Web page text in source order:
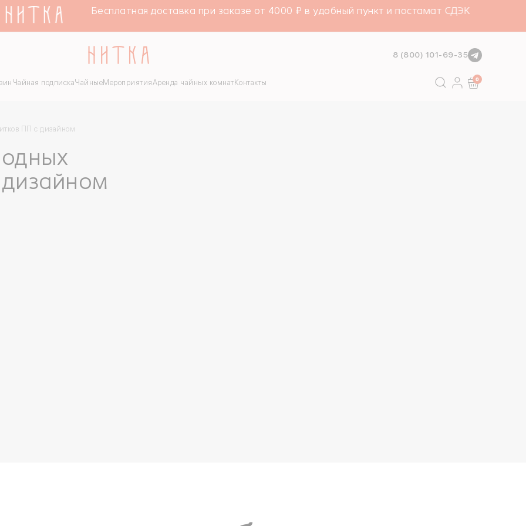
Бесплатная доставка при заказе от 4000 ₽ в удобный пункт и постамат СДЭК
8 (800) 101-69-35
Поиск
Чайная подпискаЧайныеМероприятияАренда чайных комнат Контакты 0
ПП с дизайном